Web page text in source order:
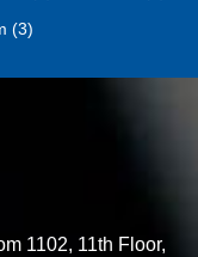
1102, 11th Floor,